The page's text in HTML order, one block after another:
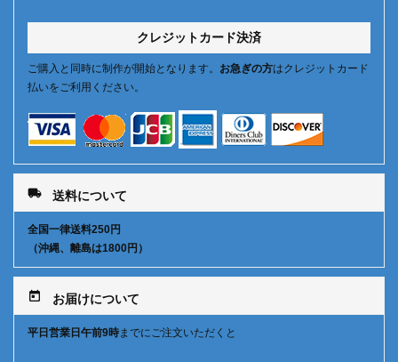
クレジットカード決済
ご購入と同時に制作が開始となります。 お急ぎの方はクレジットカード
払いをご利用ください。
local_shipping 送料について
全国一律送料250円
（沖縄、離島は1800円）
today お届けについて
平日営業日午前9時までにご注文いただくと